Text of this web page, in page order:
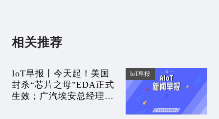
相关推荐
IoT早报丨今天起！美国
封杀“芯片之母”EDA正式
生效；广汽埃安总经理吐
IoT早报